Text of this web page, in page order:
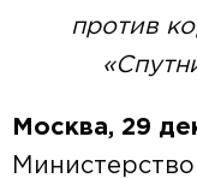
против
Москва, 29